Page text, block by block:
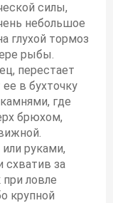
силы,
небольшое
глухой тормоз
рыбы.
перестает
в бухточку
где
брюхом,
руками,
схватив за
ловле
крупной